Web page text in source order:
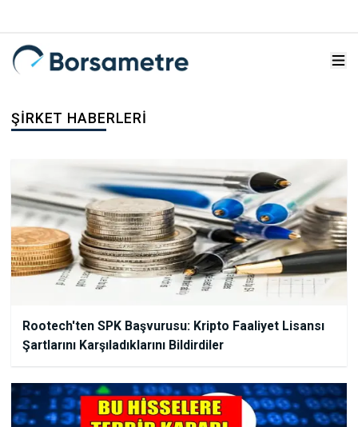
ŞIRKET HABERLERI
Rootech'ten SPK Başvurusu: Kripto Faaliyet Lisansı
Şartlarını Karşıladıklarını Bildirdiler